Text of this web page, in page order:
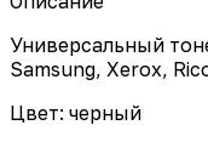
Универсальный
Samsung, Xerox,
Цвет: черный